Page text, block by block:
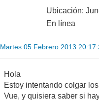
Ubicación:
En línea
Martes 05 Febrero 2013
Hola
Estoy intentando colgar
Vue, y quisiera saber si